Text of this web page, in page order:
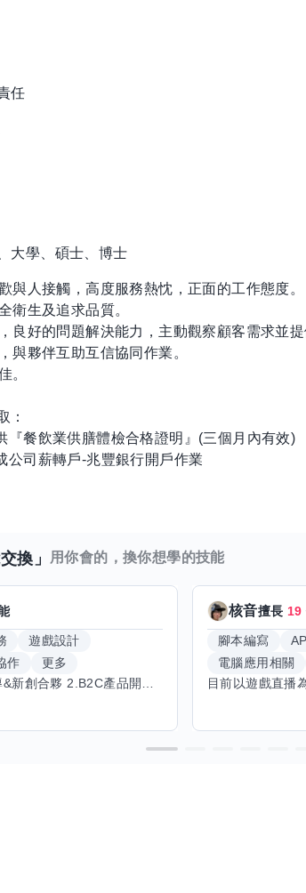
任
大學、碩士、博士
與人接觸，高度服務熱忱，正面的工作態度。
衛生及追求品質。
良好的問題解決能力，主動觀察顧客需求並提
與夥伴互助互信協同作業。
。
：
『餐飲業供膳體檢合格證明』(三個月內有效)
公司薪轉戶-兆豐銀行開戶作業
換」 用你會的，換你想學的技能
遊戲設計
作
更多
經驗簡述： 1.創業主導&新創合夥 2.B2C產品開發運營一條龍 3.AI應用開發與量化研究新創 標籤話題都可以聊，開放交流 找尋共同創業機會，亦歡迎新創收編
核音擅長 19
腳本編寫
電腦應用相關